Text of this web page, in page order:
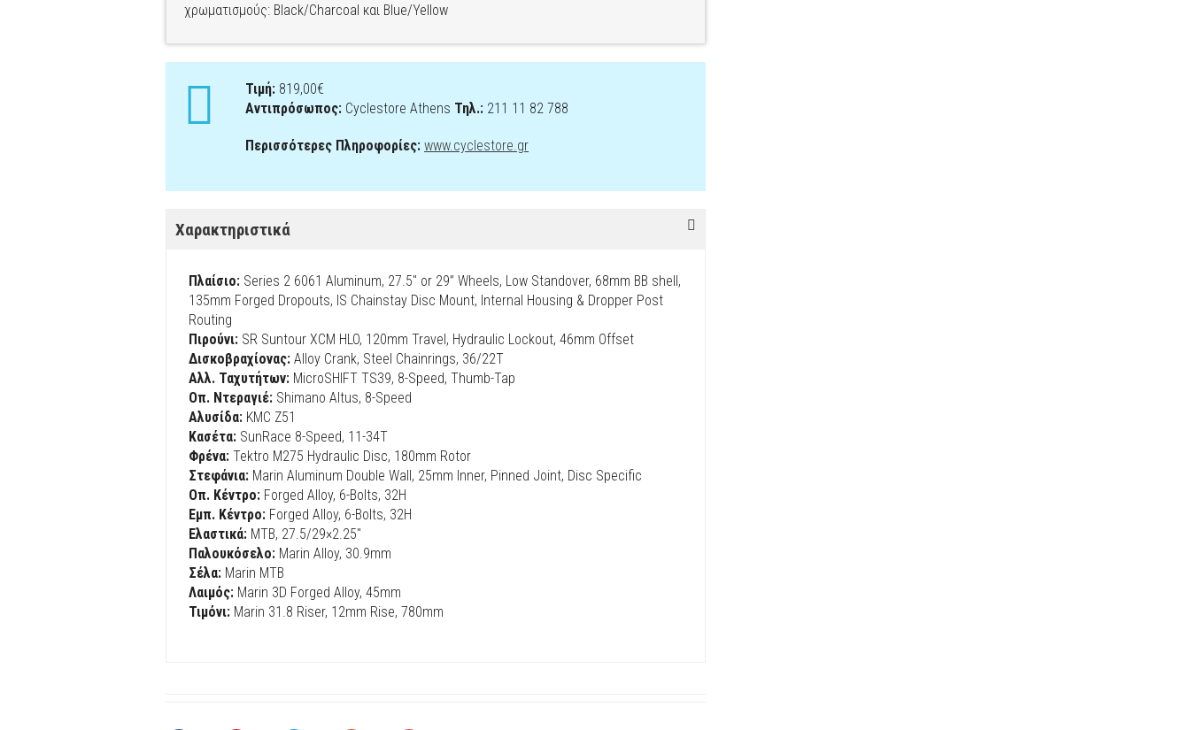
χρωματισμούς: Black/Charcoal και Blue/Yellow
Τιμή: 819,00€
Αντιπρόσωπος: Cyclestore Athens Τηλ.: 211 11 82 788
Περισσότερες Πληροφορίες: www.cyclestore.gr
Χαρακτηριστικά
Πλαίσιο: Series 2 6061 Aluminum, 27.5″ or 29” Wheels, Low Standover, 68mm BB shell,
135mm Forged Dropouts, IS Chainstay Disc Mount, Internal Housing & Dropper Post
Routing
Πιρούνι: SR Suntour XCM HLO, 120mm Travel, Hydraulic Lockout, 46mm Offset
Δισκοβραχίονας: Alloy Crank, Steel Chainrings, 36/22T
Αλλ. Ταχυτήτων: MicroSHIFT TS39, 8-Speed, Thumb-Tap
Οπ. Ντεραγιέ: Shimano Altus, 8-Speed
Αλυσίδα: KMC Z51
Κασέτα: SunRace 8-Speed, 11-34T
Φρένα: Tektro M275 Hydraulic Disc, 180mm Rotor
Στεφάνια: Marin Aluminum Double Wall, 25mm Inner, Pinned Joint, Disc Specific
Οπ. Κέντρο: Forged Alloy, 6-Bolts, 32H
Εμπ. Κέντρο: Forged Alloy, 6-Bolts, 32H
Ελαστικά: MTB, 27.5/29×2.25″
Παλουκόσελο: Marin Alloy, 30.9mm
Σέλα: Marin ΜΤΒ
Λαιμός: Marin 3D Forged Alloy, 45mm
Τιμόνι: Marin 31.8 Riser, 12mm Rise, 780mm